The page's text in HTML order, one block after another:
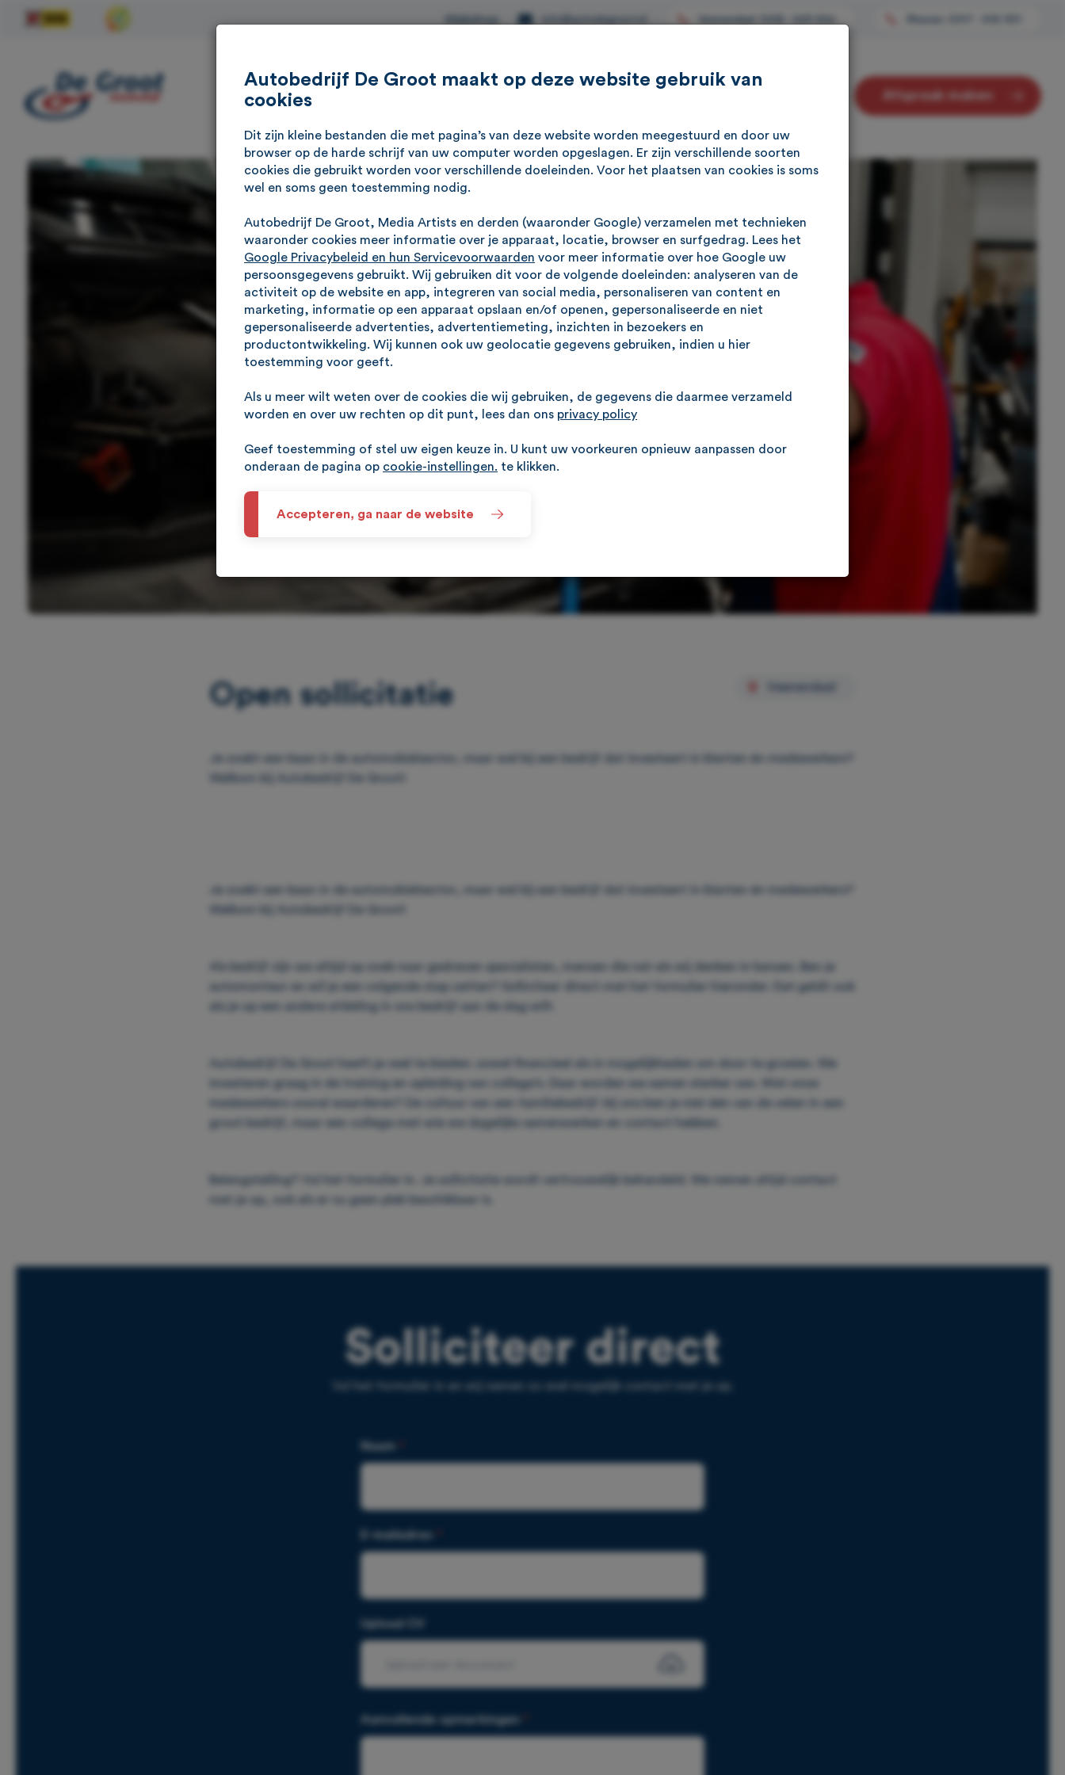
Webshop
Afspraak maken
Open sollicitatie Veenendaal
Je zoekt een baan in de automobielsector, maar wel bij een bedrijf dat investeert in klanten én medewerkers?
Welkom bij Autobedrijf De Groot!
Je zoekt een baan in de automobielsector, maar wel bij een bedrijf dat investeert in klanten én medewerkers?
Welkom bij Autobedrijf De Groot!
Als bedrijf zijn we altijd op zoek naar gedreven specialisten, mensen die net als wij denken in kansen. Ben je
automonteur en wil je een volgende stap zetten? Solliciteer direct met het formulier hieronder. Dat geldt ook
als je op een andere afdeling in ons bedrijf aan de slag wilt.
Autobedrijf De Groot heeft je veel te bieden: zowel financieel als in mogelijkheden om door te groeien. We
investeren graag in de training en opleiding van collega’s. Daar worden we samen sterker van. Wat onze
medewerkers vooral waarderen? De cultuur van een familiebedrijf: bij ons ben je niet één van de velen in een
groot bedrijf, maar een collega met wie we dagelijks samenwerken en contact hebben.
Belangstelling? Vul het formulier in. Je sollicitatie wordt vertrouwelijk behandeld. We nemen altijd contact
met je op, ook als er nu geen plek beschikbaar is.
Solliciteer direct
Vul het formulier in en wij nemen zo snel mogelijk contact met je op.
Naam
E-mailadres
Upload CV
Aanvullende opmerkingen
Autobedrijf De Groot maakt op deze website gebruik van
cookies
Dit zijn kleine bestanden die met pagina’s van deze website worden meegestuurd en door uw
browser op de harde schrijf van uw computer worden opgeslagen. Er zijn verschillende soorten
cookies die gebruikt worden voor verschillende doeleinden. Voor het plaatsen van cookies is soms
wel en soms geen toestemming nodig.
Autobedrijf De Groot, Media Artists en derden (waaronder Google) verzamelen met technieken
waaronder cookies meer informatie over je apparaat, locatie, browser en surfgedrag. Lees het
Google Privacybeleid en hun Servicevoorwaarden voor meer informatie over hoe Google uw
persoonsgegevens gebruikt. Wij gebruiken dit voor de volgende doeleinden: analyseren van de
activiteit op de website en app, integreren van social media, personaliseren van content en
marketing, informatie op een apparaat opslaan en/of openen, gepersonaliseerde en niet
gepersonaliseerde advertenties, advertentiemeting, inzichten in bezoekers en
productontwikkeling. Wij kunnen ook uw geolocatie gegevens gebruiken, indien u hier
toestemming voor geeft.
Als u meer wilt weten over de cookies die wij gebruiken, de gegevens die daarmee verzameld
worden en over uw rechten op dit punt, lees dan ons privacy policy
Geef toestemming of stel uw eigen keuze in. U kunt uw voorkeuren opnieuw aanpassen door
onderaan de pagina op cookie-instellingen. te klikken.
Accepteren, ga naar de website